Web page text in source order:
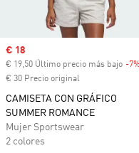
Precio de venta
€ 18
€ 19,50 Último precio más bajo -
€ 30 Precio original
CAMISETA CON GRÁFICO
SUMMER ROMANCE
Mujer Sportswear
2 colores